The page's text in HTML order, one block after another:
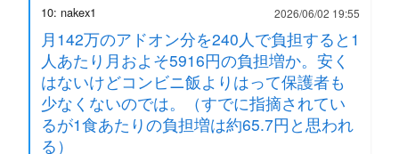
10: nakex1 2026/06/02 19:55
月142万のアドオン分を240人で負担すると1
人あたり月およそ5916円の負担増か。安く
はないけどコンビニ飯よりはって保護者も
少なくないのでは。（すでに指摘されてい
るが1食あたりの負担増は約65.7円と思われ
る）